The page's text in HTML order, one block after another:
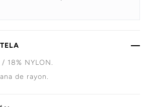
18% NYLON.
de rayon.